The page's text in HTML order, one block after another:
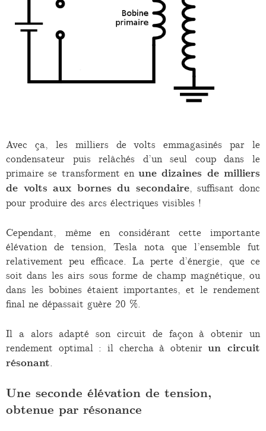
Avec ça, les milliers de volts emmagasinés par le
condensateur puis relâchés d’un seul coup dans le
primaire se transforment enune dizaines de milliers
de volts aux bornes du secondaire, suffisant donc
pour produire des arcs électriques visibles !
Cependant, même en considérant cette importante
élévation de tension, Tesla nota que l’ensemble fut
relativement peu efficace. La perte d’énergie, que ce
soit dans les airs sous forme de champ magnétique, ou
dans les bobines étaient importantes, et le rendement
final ne dépassait guère 20 %.
Il a alors adapté son circuit de façon à obtenir un
rendement optimal : il chercha à obtenirun circuit
résonant
Une seconde élévation de tension,
obtenue par résonance